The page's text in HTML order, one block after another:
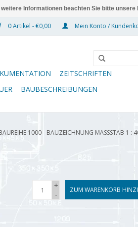
0 Artikel - €0,00 Mein Konto /
ZEITSCHRIFTEN
BAUBESCHREIBUNGEN
1000 - BAUZEICHNUNG MASSSTAB 1 :
+
-
ZUM WARENKORB
weitere Informationen beachten Sie bitte